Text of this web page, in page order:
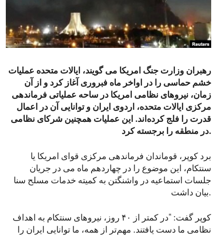
IDEALS AND INSTITUTIONS
رهبران وزارت جنگ امریکا می گویند، ایالات متحده عملیات
خشم حماسی را در اواخر ماه فبروری آغاز کرد و از آن
زمان، نیروهای نظامی امریکا در ساحه عملیاتی فرماندهی
مرکزی ایالات متحده، اردوی ایران و توانایی آن در اعمال
قدرت را فلج کرده‌اند. این عملیات همچنین شرکای نظامی
در منطقه را برجسته کرد.
برد کوپر، قوماندان فرماندهی مرکزی قوای امریکا یا
سنتکام، این موضوع را در چهاردهم ماه می در جریان
جلسات استماعیه در واشنگتن به کمیته خدمات مسلح سنا
بیان داشت.
کوپر گفت: "در کمتر از ۴۰ روز، نیروهای سنتکام به اهداف
نظامی ما دست یافتند. مهم‌تر از همه، ما توانایی ایران را